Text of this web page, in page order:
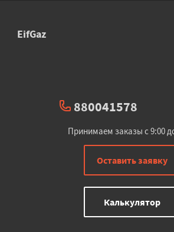
EifGaz
880041578
Принимаем заказы с 9:00
Оставить заявку
Калькулятор